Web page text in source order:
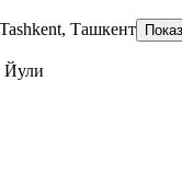
Ташкент
Йули